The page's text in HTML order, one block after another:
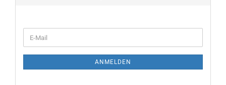
ZUR
E-
Mail
ANMELDEN